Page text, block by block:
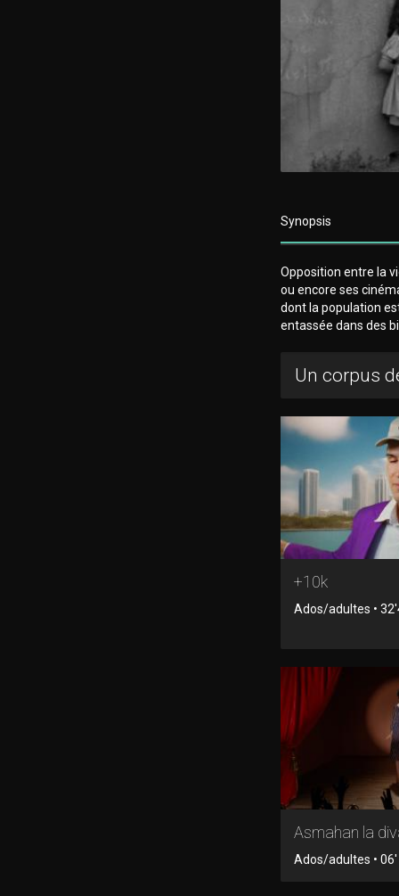
Synopsis
Opposition entre la
ou encore ses
dont la population
entassée dans des
Un corpus
+10k
Ados/adultes •
Asmahan la
Ados/adultes •